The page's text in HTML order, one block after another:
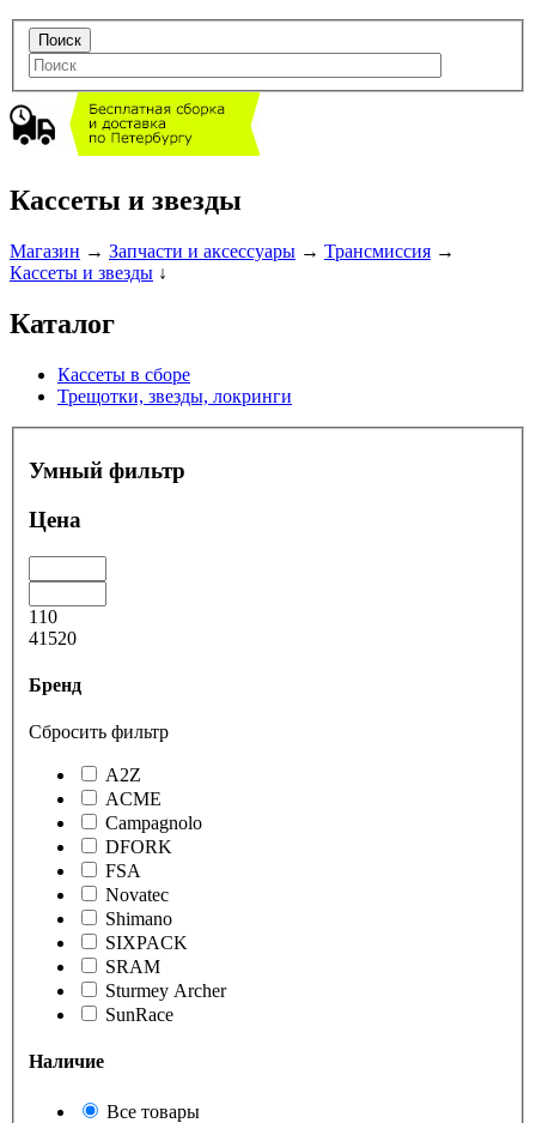
Кассеты и звезды
Магазин → Запчасти и аксессуары → Трансмиссия →
Кассеты и звезды ↓
Каталог
Кассеты в сборе
Трещотки, звезды, локринги
Умный фильтр
Цена
110
41520
Бренд
Сбросить фильтр
A2Z
ACME
Campagnolo
DFORK
FSA
Novatec
Shimano
SIXPACK
SRAM
Sturmey Archer
SunRace
Наличие
Все товары